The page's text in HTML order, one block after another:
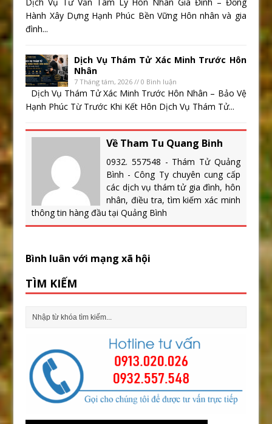
Hành Xây Dựng Hạnh Phúc Bền Vững Hôn nhân và gia
đình...
Dịch Vụ Thám Tử Xác Minh Trước Hôn
Nhân
7 Tháng tám, 2026 // 0 Bình luận
Dịch Vụ Thám Tử Xác Minh Trước Hôn Nhân – Bảo Vệ
Hạnh Phúc Từ Trước Khi Kết Hôn Dịch Vụ Thám Tử...
Về Tham Tu Quang Binh
0932. 557548 - Thám Tử Quảng
Bình - Công Ty chuyên cung cấp
các dịch vụ thám tử gia đình, hôn
nhân, điều tra, tìm kiếm xác minh
thông tin hàng đầu tại Quảng Bình
Bình luân với mạng xã hội
TÌM KIẾM